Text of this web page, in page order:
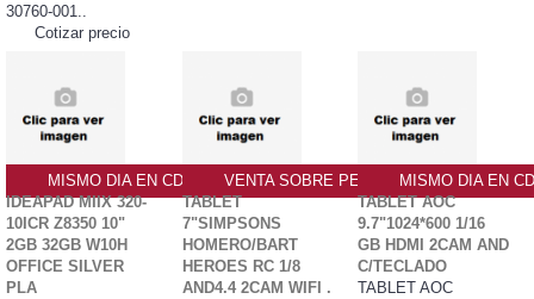
30760-001..
Cotizar precio
MISMO DIA EN CDMX
IDEAPAD MIIX 320-
10ICR Z8350 10"
2GB 32GB W10H
OFFICE SILVER
PLA
VENTA SOBRE PEDIDO PO
TABLET
7"SIMPSONS
HOMERO/BART
HEROES RC 1/8
AND4.4 2CAM WIFI .
MISMO DIA EN
TABLET AOC
9.7"1024*600 1/16
GB HDMI 2CAM AND
C/TECLADO
TABLET AOC